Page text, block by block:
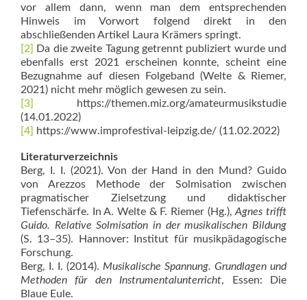
vor allem dann, wenn man dem entsprechenden
Hinweis im Vorwort folgend direkt in den
abschließenden Artikel Laura Krämers springt.
[2]
Da die zweite Tagung getrennt publiziert wurde und
ebenfalls erst 2021 erscheinen konnte, scheint eine
Bezugnahme auf diesen Folgeband (Welte & Riemer,
2021) nicht mehr möglich gewesen zu sein.
[3]
https://themen.miz.org/amateurmusikstudie
(14.01.2022)
[4] https://www.improfestival-leipzig.de/ (11.02.2022)
Literaturverzeichnis
Berg, I. I. (2021). Von der Hand in den Mund? Guido
von Arezzos Methode der Solmisation zwischen
pragmatischer Zielsetzung und didaktischer
Tiefenschärfe. In A. Welte & F. Riemer (Hg.),Agnes trifft
Guido. Relative Solmisation in der musikalischen Bildung
(S. 13–35). Hannover: Institut für musikpädagogische
Forschung.
Berg, I. I. (2014). Musikalische Spannung. Grundlagen und
Methoden für den Instrumentalunterricht, Essen: Die
Blaue Eule.